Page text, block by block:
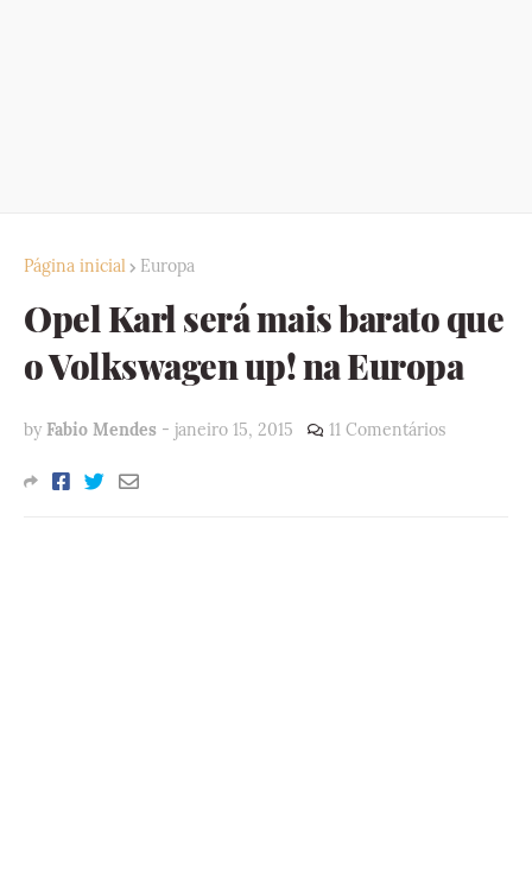
Página inicial Europa
Opel Karl será mais barato que
o Volkswagen up! na Europa
by Fabio Mendes - janeiro 15, 2015 11 Comentários